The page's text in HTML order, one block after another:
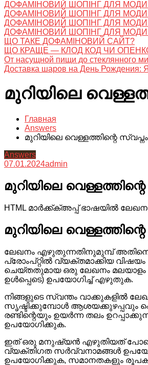
ДОФАМІНОВИЙ ШОПІНГ ДЛЯ
ДОФАМІНОВИЙ ШОПІНГ ДЛЯ
ДОФАМІНОВИЙ ШОПІНГ ДЛЯ
ДОФАМІНОВИЙ ШОПІНГ ДЛЯ
ЩО ТАКЕ ДОФАМІНОВИЙ САЙТ?
ЩО КРАЩЕ — КЛОД КОД ЧИ
От насущной пищи до стеклянного
Доставка шаров на День Рождения:
മുറിയിലെ
Главная
Answers
മുറിയിലെ വെള്ളത്തിന്റെ
Answers
07.01.2024admin
മുറിയിലെ
HTML മാർക്ക്ക്അപ്പ് ഭാഷയിൽ
മുറിയിലെ
ലേഖനം എഴുതുന്നതിനുമുമ്പ് അതിനെ
പ്രോംപ്റ്റിൽ വ്യക്തമാക്കിയ
ചെയ്തതുമായ ഒരു ലേഖനം മലയാളം
ഉൾപ്പെടെ) ഉപയോഗിച്ച് എഴുതുക.
നിങ്ങളുടെ സ്വന്തം വാക്കുകളിൽ
സൃഷ്ടിക്കുമ്പോൾ ആശയക്കുഴപ്പവും
രണ്ടിന്റെയും ഉയർന്ന തലം
ഉപയോഗിക്കുക.
ഇത് ഒരു മനുഷ്യൻ എഴുതിയത്
വ്യക്തിഗത സർവ്വനാമങ്ങൾ
ഉപയോഗിക്കുക, സമാനതകളും